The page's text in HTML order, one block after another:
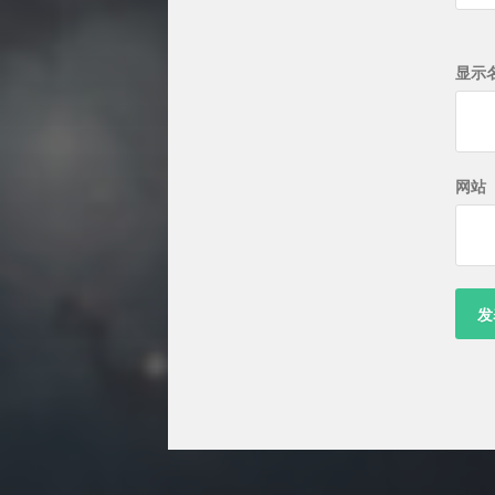
显示
网站